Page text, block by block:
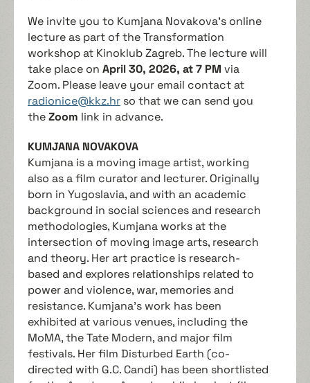
We invite you to Kumjana Novakova's online
lecture as part of the Transformation
workshop at Kinoklub Zagreb. The lecture will
take place on April 30, 2026, at 7 PM via
Zoom. Please leave your email contact at
radionice@kkz.hr so that we can send you
theZoom link in advance.
KUMJANA NOVAKOVA
Kumjana is a moving image artist, working
also as a film curator and lecturer. Originally
born in Yugoslavia, and with an academic
background in social sciences and research
methodologies, Kumjana works at the
intersection of moving image arts, research
and theory. Her art practice is research-
based and explores relationships related to
power and violence, war, memories and
resistance. Kumjana’s work has been
exhibited at various venues, including the
MoMA, the Tate Modern, and major film
festivals. Her film Disturbed Earth (co-
directed with G.C. Candi) has been shortlisted